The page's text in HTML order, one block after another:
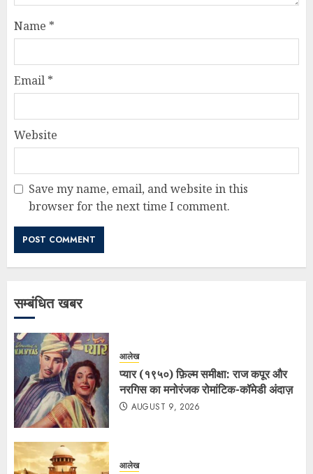
Name *
Email *
Website
Save my name, email, and website in this
browser for the next time I comment.
सम्बंधित खबर
आलेख
प्यार (१९५०) फ़िल्म समीक्षा: राज कपूर और
नरगिस का मनोरंजक रोमांटिक-कॉमेडी अंदाज़
AUGUST 9, 2026
आलेख